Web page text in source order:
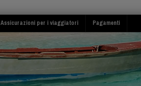
Assicurazioni per i viaggiatori Pagamenti